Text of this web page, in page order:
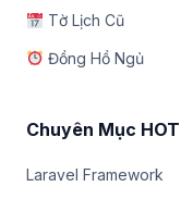
Tờ Lịch Cũ
Đồng Hồ Ngủ
Chuyên Mục HOT
Laravel Framework